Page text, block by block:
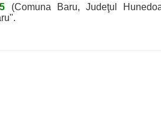
(Comuna Baru, Judeţul